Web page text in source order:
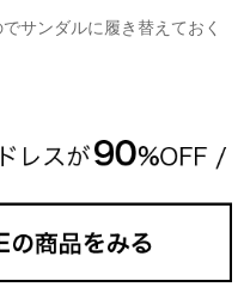
サンダルに履き替えておく